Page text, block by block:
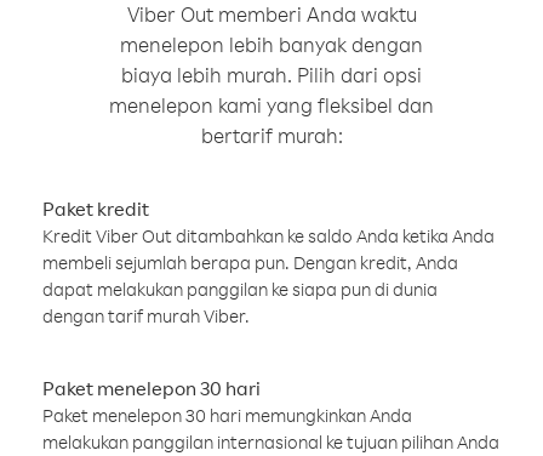
Viber Out memberi Anda waktu
menelepon lebih banyak dengan
biaya lebih murah. Pilih dari opsi
menelepon kami yang fleksibel dan
bertarif murah:
Paket kredit
Kredit Viber Out ditambahkan ke saldo Anda ketika Anda
membeli sejumlah berapa pun. Dengan kredit, Anda
dapat melakukan panggilan ke siapa pun di dunia
dengan tarif murah Viber.
Paket menelepon 30 hari
Paket menelepon 30 hari memungkinkan Anda
melakukan panggilan internasional ke tujuan pilihan Anda